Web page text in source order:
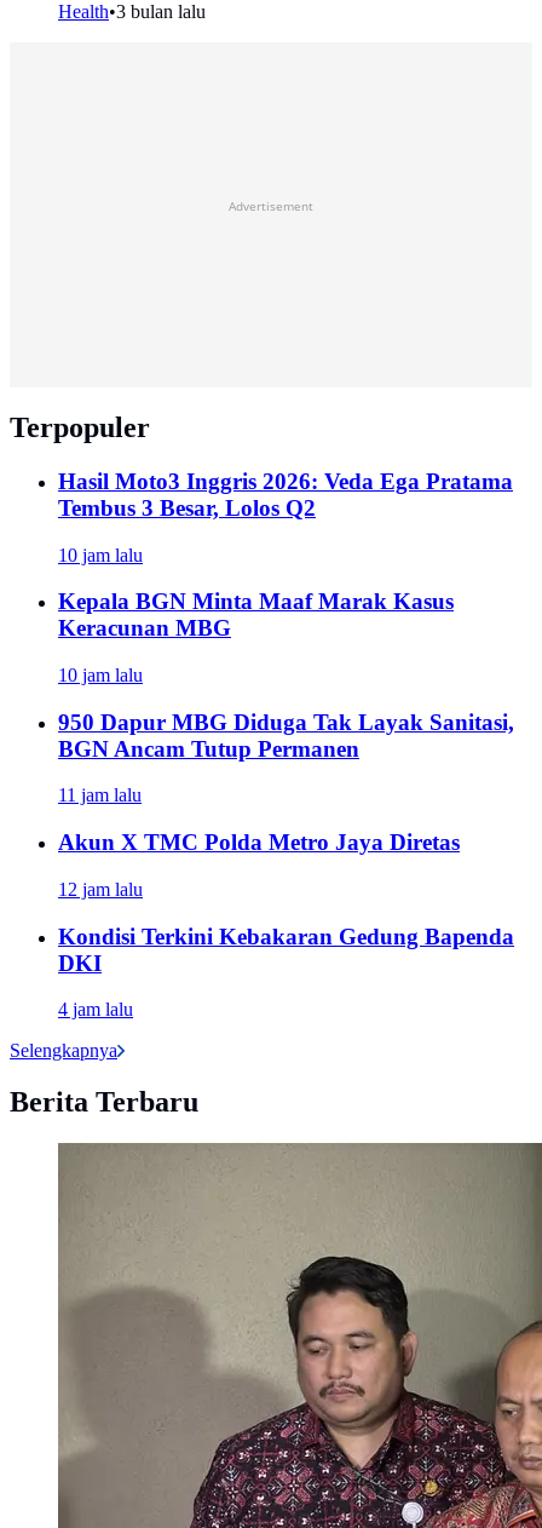
Health•3 bulan lalu
Advertisement
Terpopuler
Hasil Moto3 Inggris 2026: Veda Ega Pratama
Tembus 3 Besar, Lolos Q2
10 jam lalu
Kepala BGN Minta Maaf Marak Kasus
Keracunan MBG
10 jam lalu
950 Dapur MBG Diduga Tak Layak Sanitasi,
BGN Ancam Tutup Permanen
11 jam lalu
Akun X TMC Polda Metro Jaya Diretas
12 jam lalu
Kondisi Terkini Kebakaran Gedung Bapenda
DKI
4 jam lalu
Selengkapnya
Berita Terbaru